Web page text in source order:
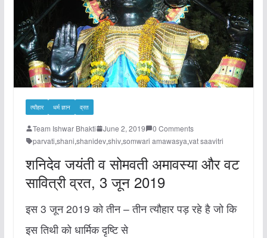
त्यौहार धर्म ज्ञान व्रत
Team Ishwar Bhakti June 2, 2019
0 Comments
parvati,shani,shanidev,shiv,somwari amawasya,vat saavitri
शनिदेव जयंती व सोमवती अमावस्या और वट
सावित्री व्रत, 3 जून 2019
इस 3 जून 2019 को तीन – तीन त्यौहार पड़ रहे है जो कि
इस तिथी को धार्मिक दृष्टि से